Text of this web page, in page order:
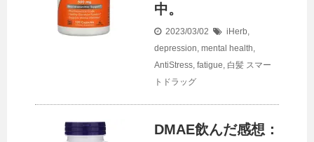
中。
2023/03/02 iHerb,
depression, mental health,
AntiStress, fatigue, 白髪 スマー
トドラッグ
DMAE飲んだ感想：